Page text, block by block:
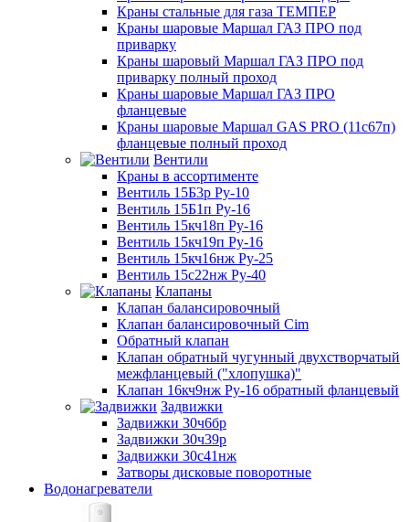
Краны стальные для газа ТЕМПЕР
Краны шаровые Маршал ГАЗ ПРО под
приварку
Краны шаровый Маршал ГАЗ ПРО под
приварку полный проход
Краны шаровые Маршал ГАЗ ПРО
фланцевые
Краны шаровые Маршал GAS PRO (11с67п)
фланцевые полный проход
Вентили
Краны в ассортименте
Вентиль 15Б3р Ру-10
Вентиль 15Б1п Ру-16
Вентиль 15кч18п Ру-16
Вентиль 15кч19п Ру-16
Вентиль 15кч16нж Ру-25
Вентиль 15с22нж Ру-40
Клапаны
Клапан балансировочный
Клапан балансировочный Cim
Обратный клапан
Клапан обратный чугунный двухстворчатый
межфланцевый ("хлопушка)"
Клапан 16кч9нж Ру-16 обратный фланцевый
Задвижки
Задвижки 30ч6бр
Задвижки 30ч39р
Задвижки 30с41нж
Затворы дисковые поворотные
Водонагреватели